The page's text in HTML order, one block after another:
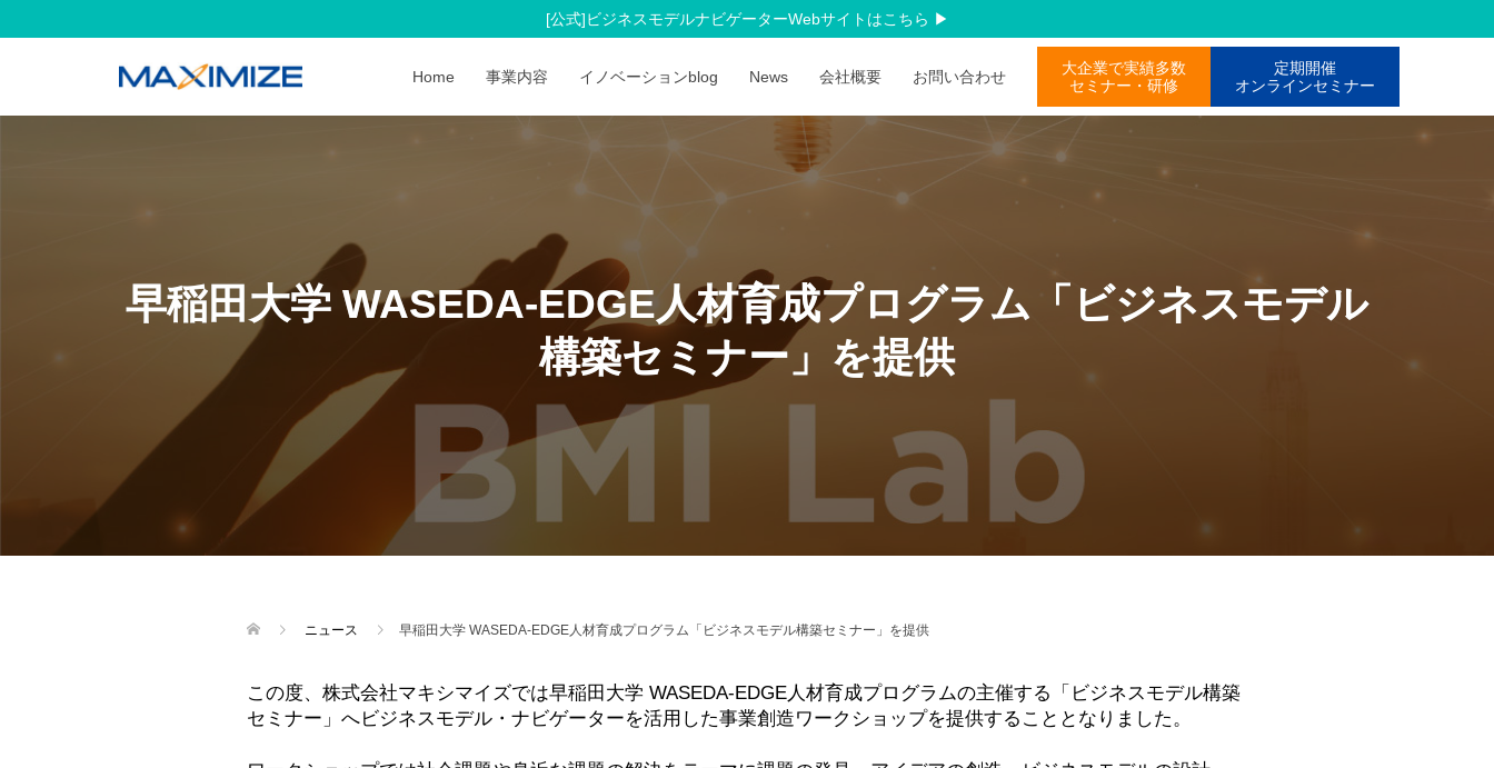
[公式]ビジネスモデルナビゲーターWebサイトはこちら
Home 事業内容 イノベーションblog News 会社概要 お問い合わせ
大企業で実績多数
セミナー・研修
定期開催
オンラインセミナー
早稲田大学 WASEDA-EDGE人材育成プログラム「ビジネスモデル
構築セミナー」を提供
ニュース 早稲田大学 WASEDA-EDGE人材育成プログラム「ビジネスモデル構築セミナー」を提供
この度、株式会社マキシマイズでは早稲田大学 WASEDA-EDGE人材育成プログラムの主催する「ビジネスモデル構築
セミナー」へビジネスモデル・ナビゲーターを活用した事業創造ワークショップを提供することとなりました。